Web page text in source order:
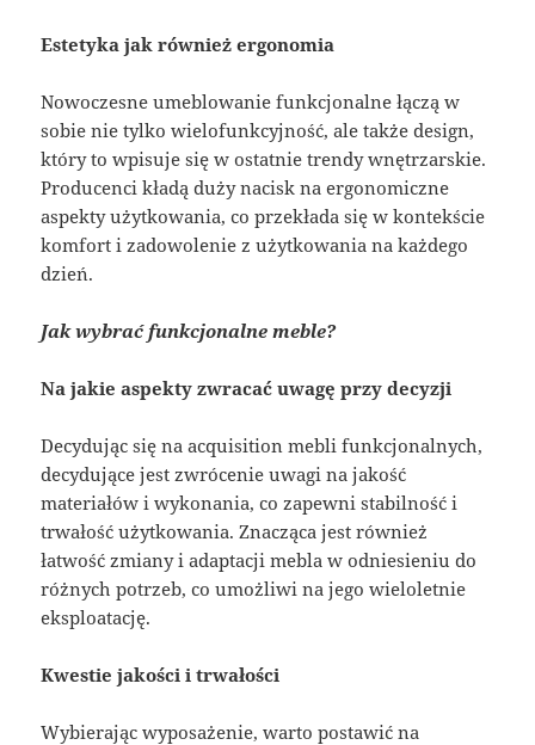
Estetyka jak również ergonomia
Nowoczesne umeblowanie funkcjonalne łączą w
sobie nie tylko wielofunkcyjność, ale także design,
który to wpisuje się w ostatnie trendy wnętrzarskie.
Producenci kładą duży nacisk na ergonomiczne
aspekty użytkowania, co przekłada się w kontekście
komfort i zadowolenie z użytkowania na każdego
dzień.
Jak wybrać funkcjonalne meble?
Na jakie aspekty zwracać uwagę przy decyzji
Decydując się na acquisition mebli funkcjonalnych,
decydujące jest zwrócenie uwagi na jakość
materiałów i wykonania, co zapewni stabilność i
trwałość użytkowania. Znacząca jest również
łatwość zmiany i adaptacji mebla w odniesieniu do
różnych potrzeb, co umożliwi na jego wieloletnie
eksploatację.
Kwestie jakości i trwałości
Wybierając wyposażenie, warto postawić na